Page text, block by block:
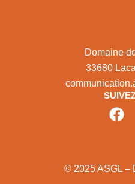
Domaine
33680
© 2025 ASGL –